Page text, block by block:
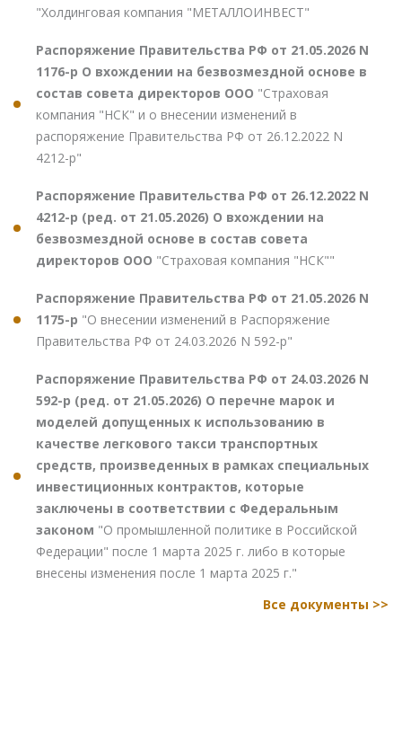
"Холдинговая компания "МЕТАЛЛОИНВЕСТ"
Распоряжение Правительства РФ от 21.05.2026 N
1176-р О вхождении на безвозмездной основе в
состав совета директоров ООО "Страховая
компания "НСК" и о внесении изменений в
распоряжение Правительства РФ от 26.12.2022 N
4212-р"
Распоряжение Правительства РФ от 26.12.2022 N
4212-р (ред. от 21.05.2026) О вхождении на
безвозмездной основе в состав совета
директоров ООО "Страховая компания "НСК""
Распоряжение Правительства РФ от 21.05.2026 N
1175-р "О внесении изменений в Распоряжение
Правительства РФ от 24.03.2026 N 592-р"
Распоряжение Правительства РФ от 24.03.2026 N
592-р (ред. от 21.05.2026) О перечне марок и
моделей допущенных к использованию в
качестве легкового такси транспортных
средств, произведенных в рамках специальных
инвестиционных контрактов, которые
заключены в соответствии с Федеральным
законом "О промышленной политике в Российской
Федерации" после 1 марта 2025 г. либо в которые
внесены изменения после 1 марта 2025 г."
Все документы >>